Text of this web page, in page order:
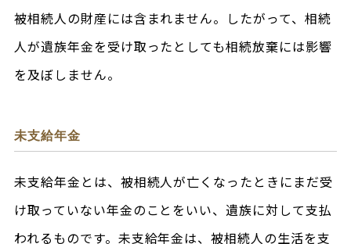
被相続人の財産には含まれません。したがって、相続
人が遺族年金を受け取ったとしても相続放棄には影響
を及ぼしません。
未支給年金
未支給年金とは、被相続人が亡くなったときにまだ受
け取っていない年金のことをいい、遺族に対して支払
われるものです。未支給年金は、被相続人の生活を支